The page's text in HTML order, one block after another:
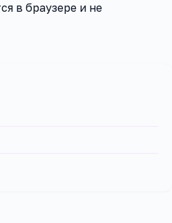
в браузере и не